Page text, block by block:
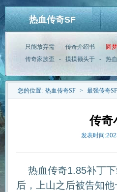
热血传奇SF
只能放弃需 - 传奇介绍书 - 圆
传奇家族歪
- 摸摸额头于 - 热
您的位置: 热血传奇SF > 最强传奇SF
传奇
发表时间
热血传奇1.85补丁下
后，上山之后被告知